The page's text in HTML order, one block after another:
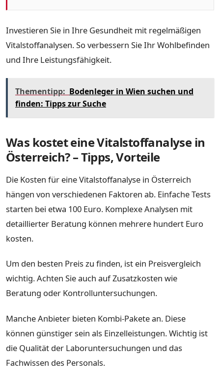
Investieren Sie in Ihre Gesundheit mit regelmäßigen
Vitalstoffanalysen. So verbessern Sie Ihr Wohlbefinden
und Ihre Leistungsfähigkeit.
Thementipp: Bodenleger in Wien suchen und
finden: Tipps zur Suche
Was kostet eine Vitalstoffanalyse in
Österreich? – Tipps, Vorteile
Die Kosten für eine Vitalstoffanalyse in Österreich
hängen von verschiedenen Faktoren ab. Einfache Tests
starten bei etwa 100 Euro. Komplexe Analysen mit
detaillierter Beratung können mehrere hundert Euro
kosten.
Um den besten Preis zu finden, ist ein Preisvergleich
wichtig. Achten Sie auch auf Zusatzkosten wie
Beratung oder Kontrolluntersuchungen.
Manche Anbieter bieten Kombi-Pakete an. Diese
können günstiger sein als Einzelleistungen. Wichtig ist
die Qualität der Laboruntersuchungen und das
Fachwissen des Personals.